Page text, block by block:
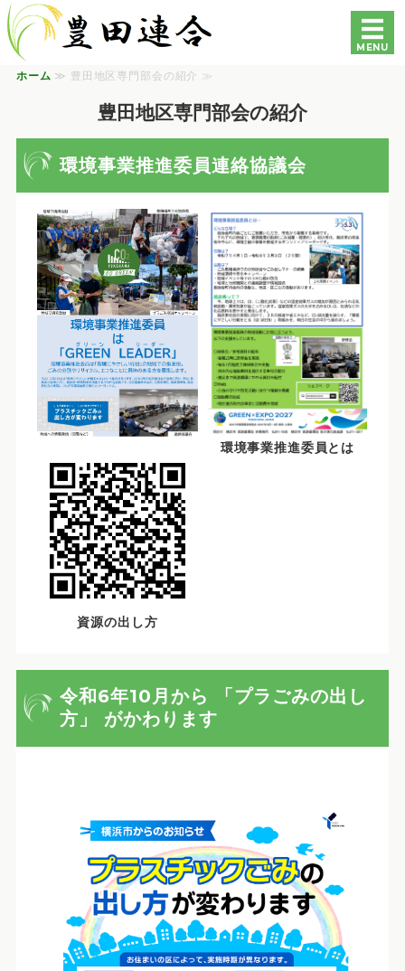
豊田連合町内会自治会
MENU
ホーム
豊田地区専門部会の紹介
各種資料
お問い合わせ
ホーム ≫ 豊田地区専門部会の紹介 ≫
豊田地区専門部会の紹介
環境事業推進委員連絡協議会
環境事業推進委員とは
資源の出し方
令和6年10月から 「プラごみの出し
方」 がかわります